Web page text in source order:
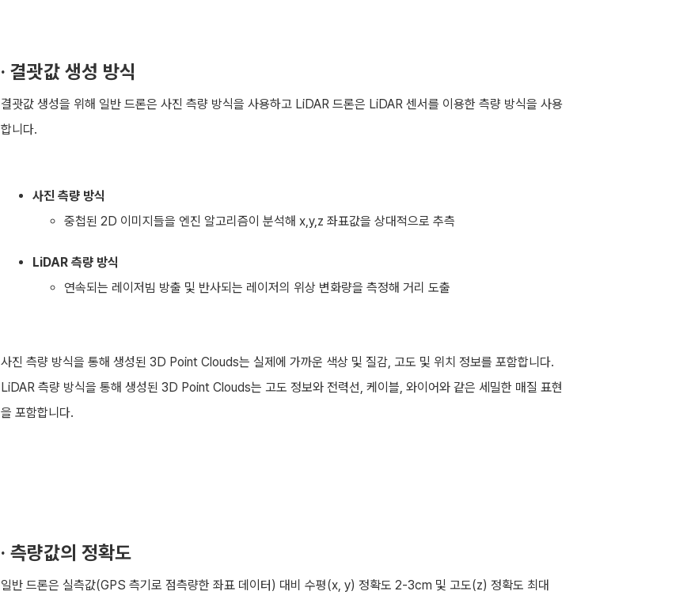
· 결괏값 생성 방식
결괏값 생성을 위해 일반 드론은 사진 측량 방식을 사용하고 LiDAR 드론은 LiDAR 센서를 이용한 측량 방식을 사용
합니다.
사진 측량 방식
중첩된 2D 이미지들을 엔진 알고리즘이 분석해 x,y,z 좌표값을 상대적으로 추측
LiDAR 측량 방식
연속되는 레이저빔 방출 및 반사되는 레이저의 위상 변화량을 측정해 거리 도출
사진 측량 방식을 통해 생성된 3D Point Clouds는 실제에 가까운 색상 및 질감, 고도 및 위치 정보를 포함합니다.
LiDAR 측량 방식을 통해 생성된 3D Point Clouds는 고도 정보와 전력선, 케이블, 와이어와 같은 세밀한 매질 표현
을 포함합니다.
· 측량값의 정확도
일반 드론은 실측값(GPS 측기로 점측량한 좌표 데이터) 대비 수평(x, y) 정확도 2-3cm 및 고도(z) 정확도 최대